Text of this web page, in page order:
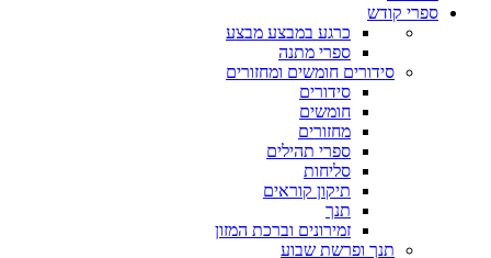
ספרי קודש
כרגע במבצע מבצע
ספרי מתנה
סידורים חומשים ומחזורים
סידורים
חומשים
מחזורים
ספרי תהילים
סליחות
תיקון קוראים
תנך
זמירונים וברכת המזון
תנך ופרשת שבוע